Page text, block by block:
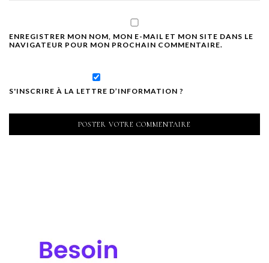
ENREGISTRER MON NOM, MON E-MAIL ET MON SITE DANS LE
NAVIGATEUR POUR MON PROCHAIN COMMENTAIRE.
S'INSCRIRE À LA LETTRE D’INFORMATION ?